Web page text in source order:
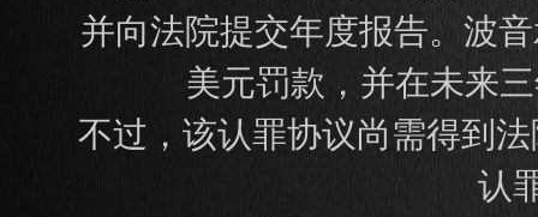
并向法院提交年度报告。波
美元罚款，并在未来
不过，该认罪协议尚需得到
认